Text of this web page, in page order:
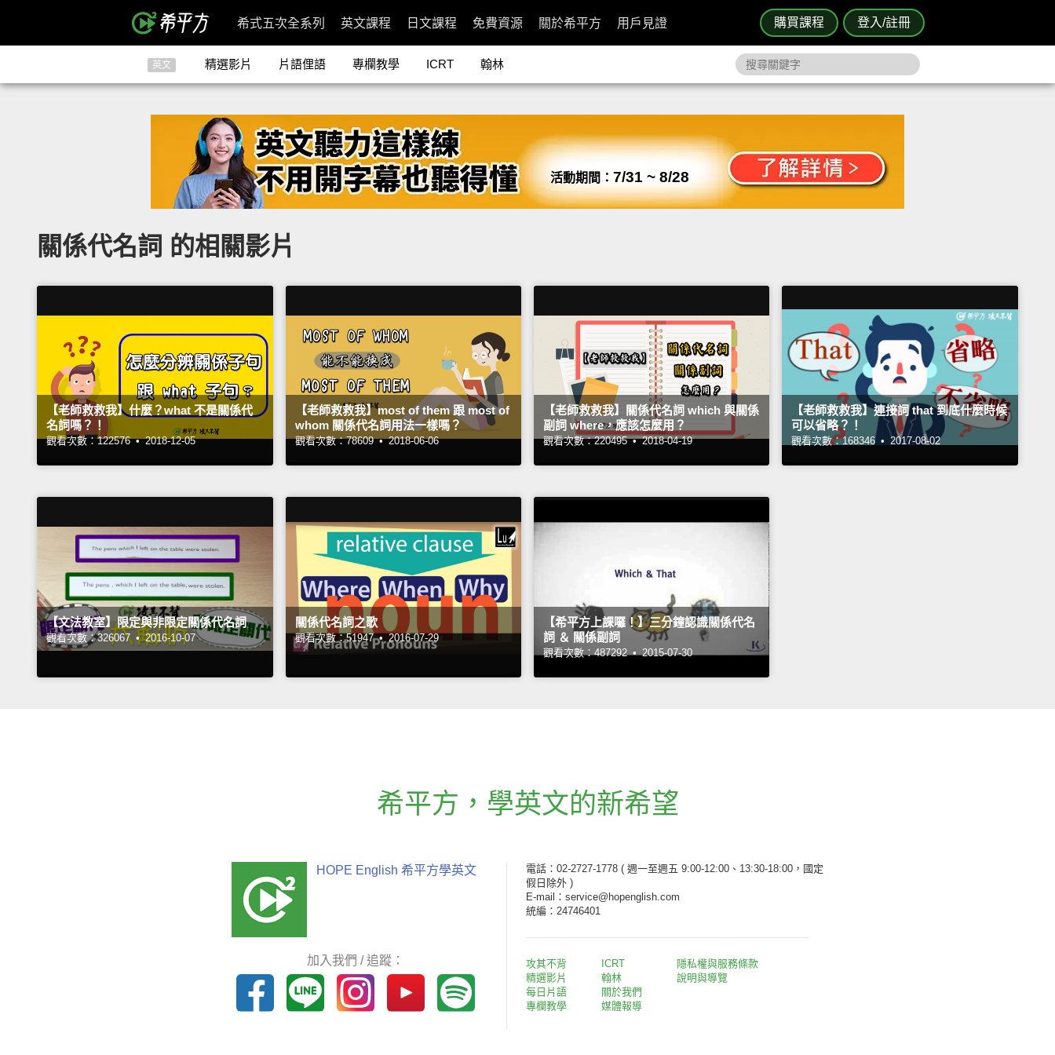
購買課程 登入/註冊
希式五次全系列 英文課程 日文課程 免費資源 關於希平方 用戶見證
英文 精選影片 片語俚語 專欄教學 ICRT 翰林
活動期間： 7/31 ~ 8/28
關係代名詞 的相關影片
【老師救救我】什麼？what 不是關係代
名詞嗎？！
觀看次數：122576 • 2018-12-05
【老師救救我】most of them 跟 most of
whom 關係代名詞用法一樣嗎？
觀看次數：78609 • 2018-06-06
【老師救救我】關係代名詞 which 與關係
副詞 where，應該怎麼用？
觀看次數：220495 • 2018-04-19
【老師救救我】連接詞 that 到底什麼時候
可以省略？！
觀看次數：168346 • 2017-08-02
【文法教室】限定與非限定關係代名詞
觀看次數：326067 • 2016-10-07
關係代名詞之歌
觀看次數：51947 • 2016-07-29
【希平方上課囉！】三分鐘認識關係代名
詞 ＆ 關係副詞
觀看次數：487292 • 2015-07-30
希平方 ， 學英文的新希望
HOPE English 希平方學英文
加入我們 / 追蹤：
電話：02-2727-1778 ( 週一至週五 9:00-12:00、13:30-18:00，國定
假日除外 )
E-mail：service@hopenglish.com
統編：24746401
攻其不背
精選影片
每日片語
專欄教學
ICRT
翰林
關於我們
媒體報導
隱私權與服務條款
說明與導覽